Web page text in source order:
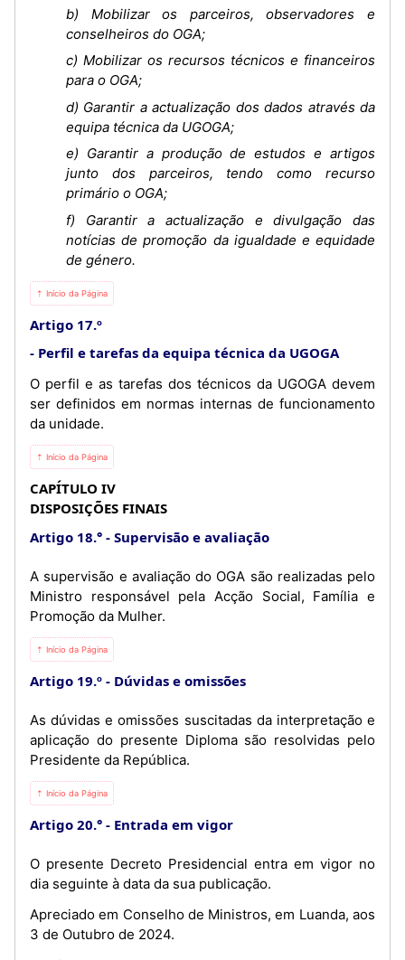
b) Mobilizar os parceiros, observadores e
conselheiros do OGA;
c) Mobilizar os recursos técnicos e financeiros
para o OGA;
d) Garantir a actualização dos dados através da
equipa técnica da UGOGA;
e) Garantir a produção de estudos e artigos
junto dos parceiros, tendo como recurso
primário o OGA;
f) Garantir a actualização e divulgação das
notícias de promoção da igualdade e equidade
de género.
⇡ Início da Página
Artigo 17.º
Perfil e tarefas da equipa técnica da UGOGA
O perfil e as tarefas dos técnicos da UGOGA devem
ser definidos em normas internas de funcionamento
da unidade.
⇡ Início da Página
CAPÍTULO IV
DISPOSIÇÕES FINAIS
Artigo 18.°
Supervisão e avaliação
A supervisão e avaliação do OGA são realizadas pelo
Ministro responsável pela Acção Social, Família e
Promoção da Mulher.
⇡ Início da Página
Artigo 19.º Dúvidas e omissões
As dúvidas e omissões suscitadas da interpretação e
aplicação do presente Diploma são resolvidas pelo
Presidente da República.
⇡ Início da Página
Artigo 20.° Entrada em vigor
O presente Decreto Presidencial entra em vigor no
dia seguinte à data da sua publicação.
Apreciado em Conselho de Ministros, em Luanda, aos
3 de Outubro de 2024.